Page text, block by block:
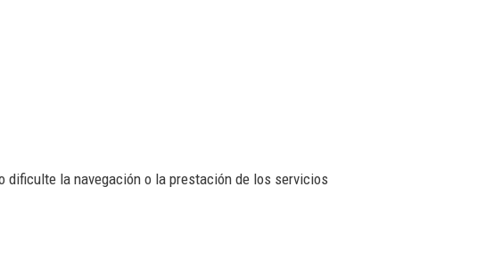
dificulte la navegación o la prestación de los servicios